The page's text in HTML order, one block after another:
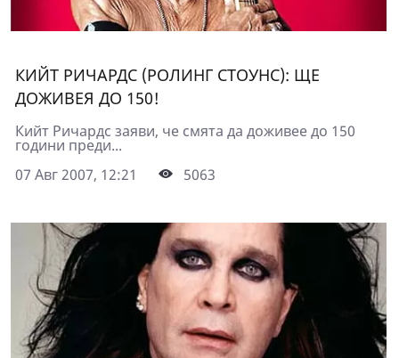
КИЙТ РИЧАРДС (РОЛИНГ СТОУНС): ЩЕ
ДОЖИВЕЯ ДО 150!
Кийт Ричардс заяви, че смята да доживее до 150
години преди...
07 Авг 2007, 12:21
5063